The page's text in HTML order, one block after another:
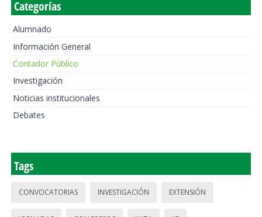
Categorías
Alumnado
Información General
Contador Público
Investigación
Noticias institucionales
Debates
Tags
CONVOCATORIAS INVESTIGACIÓN EXTENSIÓN